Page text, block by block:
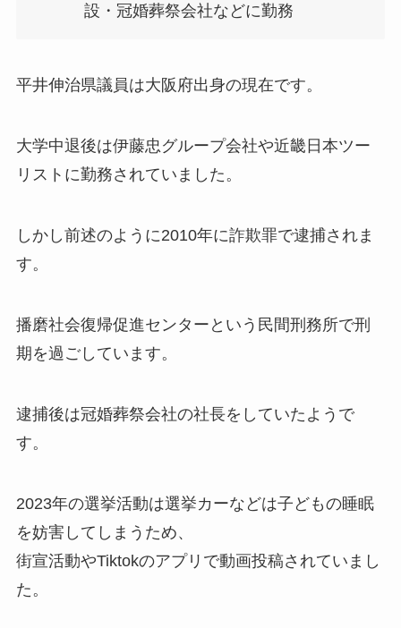
設・冠婚葬祭会社などに勤務
平井伸治県議員は大阪府出身の現在です。
大学中退後は伊藤忠グループ会社や近畿日本ツー
リストに勤務されていました。
しかし前述のように2010年に詐欺罪で逮捕されま
す。
播磨社会復帰促進センターという民間刑務所で刑
期を過ごしています。
逮捕後は冠婚葬祭会社の社長をしていたようで
す。
2023年の選挙活動は選挙カーなどは子どもの睡眠
を妨害してしまうため、
街宣活動やTiktokのアプリで動画投稿されていまし
た。